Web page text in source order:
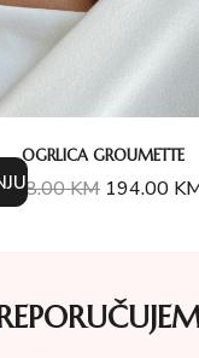
OGRLICA GROUMETTE
388.00KM 194.00